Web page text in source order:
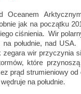
Oceanem
jak na początku
ciśnienia. Wir
południe, nad
wir przyczynia
które
prąd strumieniowy od
na południe.